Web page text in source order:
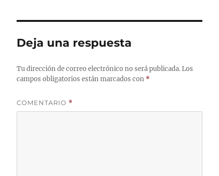
Deja una respuesta
Tu dirección de correo electrónico no será publicada. Los
campos obligatorios están marcados con *
COMENTARIO *